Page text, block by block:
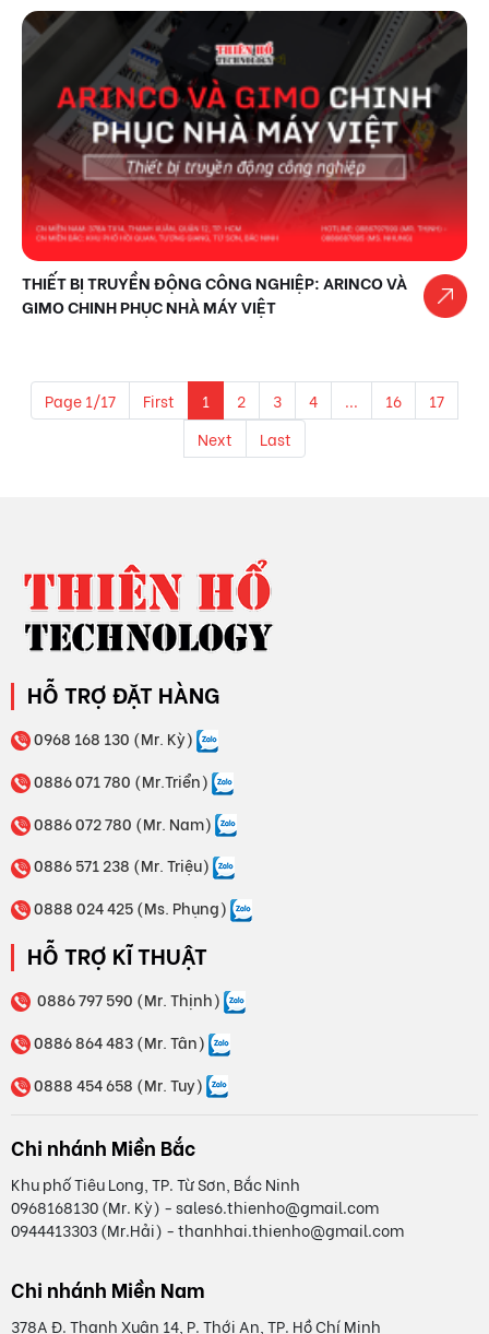
THIẾT BỊ TRUYỀN ĐỘNG CÔNG NGHIỆP: ARINCO VÀ
GIMO CHINH PHỤC NHÀ MÁY VIỆT
Page 1/17 First 1 2 3 4 ... 16
17
Next
Last
HỖ TRỢ ĐẶT HÀNG
0968 168 130 (Mr. Kỳ)
0886 071 780 (Mr.Triển)
0886 072 780 (Mr. Nam)
0886 571 238 (Mr. Triệu)
0888 024 425 (Ms. Phụng)
HỖ TRỢ KĨ THUẬT
0886 797 590 (Mr. Thịnh)
0886 864 483 (Mr. Tân)
0888 454 658 (Mr. Tuy)
Chi nhánh Miền Bắc
Khu phố Tiêu Long, TP. Từ Sơn, Bắc Ninh
0968168130 (Mr. Kỳ) - sales6.thienho@gmail.com
0944413303 (Mr.Hải) - thanhhai.thienho@gmail.com
Chi nhánh Miền Nam
378A Đ. Thạnh Xuân 14, P. Thới An, TP. Hồ Chí Minh